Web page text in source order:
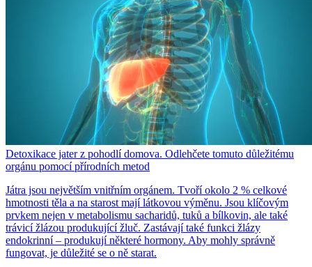
Detoxikace jater z pohodlí domova. Odlehčete tomuto důležitému
orgánu pomocí přírodních metod
Játra jsou největším vnitřním orgánem. Tvoří okolo 2 % celkové
hmotnosti těla a na starost mají látkovou výměnu. Jsou klíčovým
prvkem nejen v metabolismu sacharidů, tuků a bílkovin, ale také
trávicí žlázou produkující žluč. Zastávají také funkci žlázy
endokrinní – produkují některé hormony. Aby mohly správně
fungovat, je důležité se o ně starat.